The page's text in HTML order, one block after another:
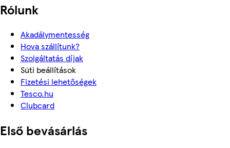
Rólunk
Akadálymentesség
Hova szállítunk?
Szolgáltatás díjak
Süti beállítások
Fizetési lehetőségek
Tesco.hu
Clubcard
Első bevásárlás